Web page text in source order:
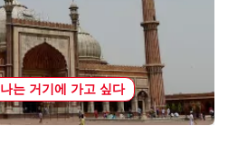
나는 거기에 가고 싶다